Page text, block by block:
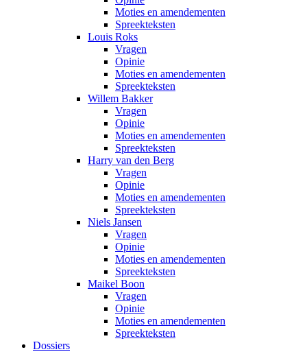
Moties en amendementen
Spreekteksten
Louis Roks
Vragen
Opinie
Moties en amendementen
Spreekteksten
Willem Bakker
Vragen
Opinie
Moties en amendementen
Spreekteksten
Harry van den Berg
Vragen
Opinie
Moties en amendementen
Spreekteksten
Niels Jansen
Vragen
Opinie
Moties en amendementen
Spreekteksten
Maikel Boon
Vragen
Opinie
Moties en amendementen
Spreekteksten
Dossiers